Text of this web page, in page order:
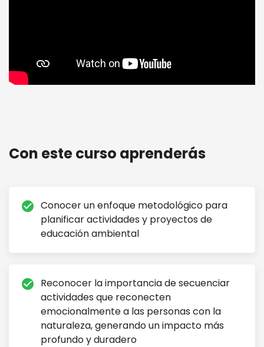
Con este curso aprenderás
check_circle Conocer un enfoque metodológico para
planificar actividades y proyectos de
educación ambiental
check_circle Reconocer la importancia de secuenciar
actividades que reconecten
emocionalmente a las personas con la
naturaleza, generando un impacto más
profundo y duradero